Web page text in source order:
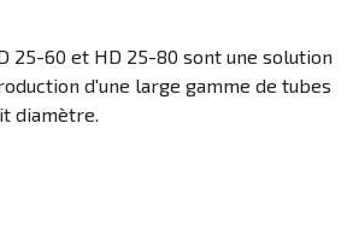
25-60 et HD 25-80 sont une solution
d'une large gamme de tubes
diamètre.